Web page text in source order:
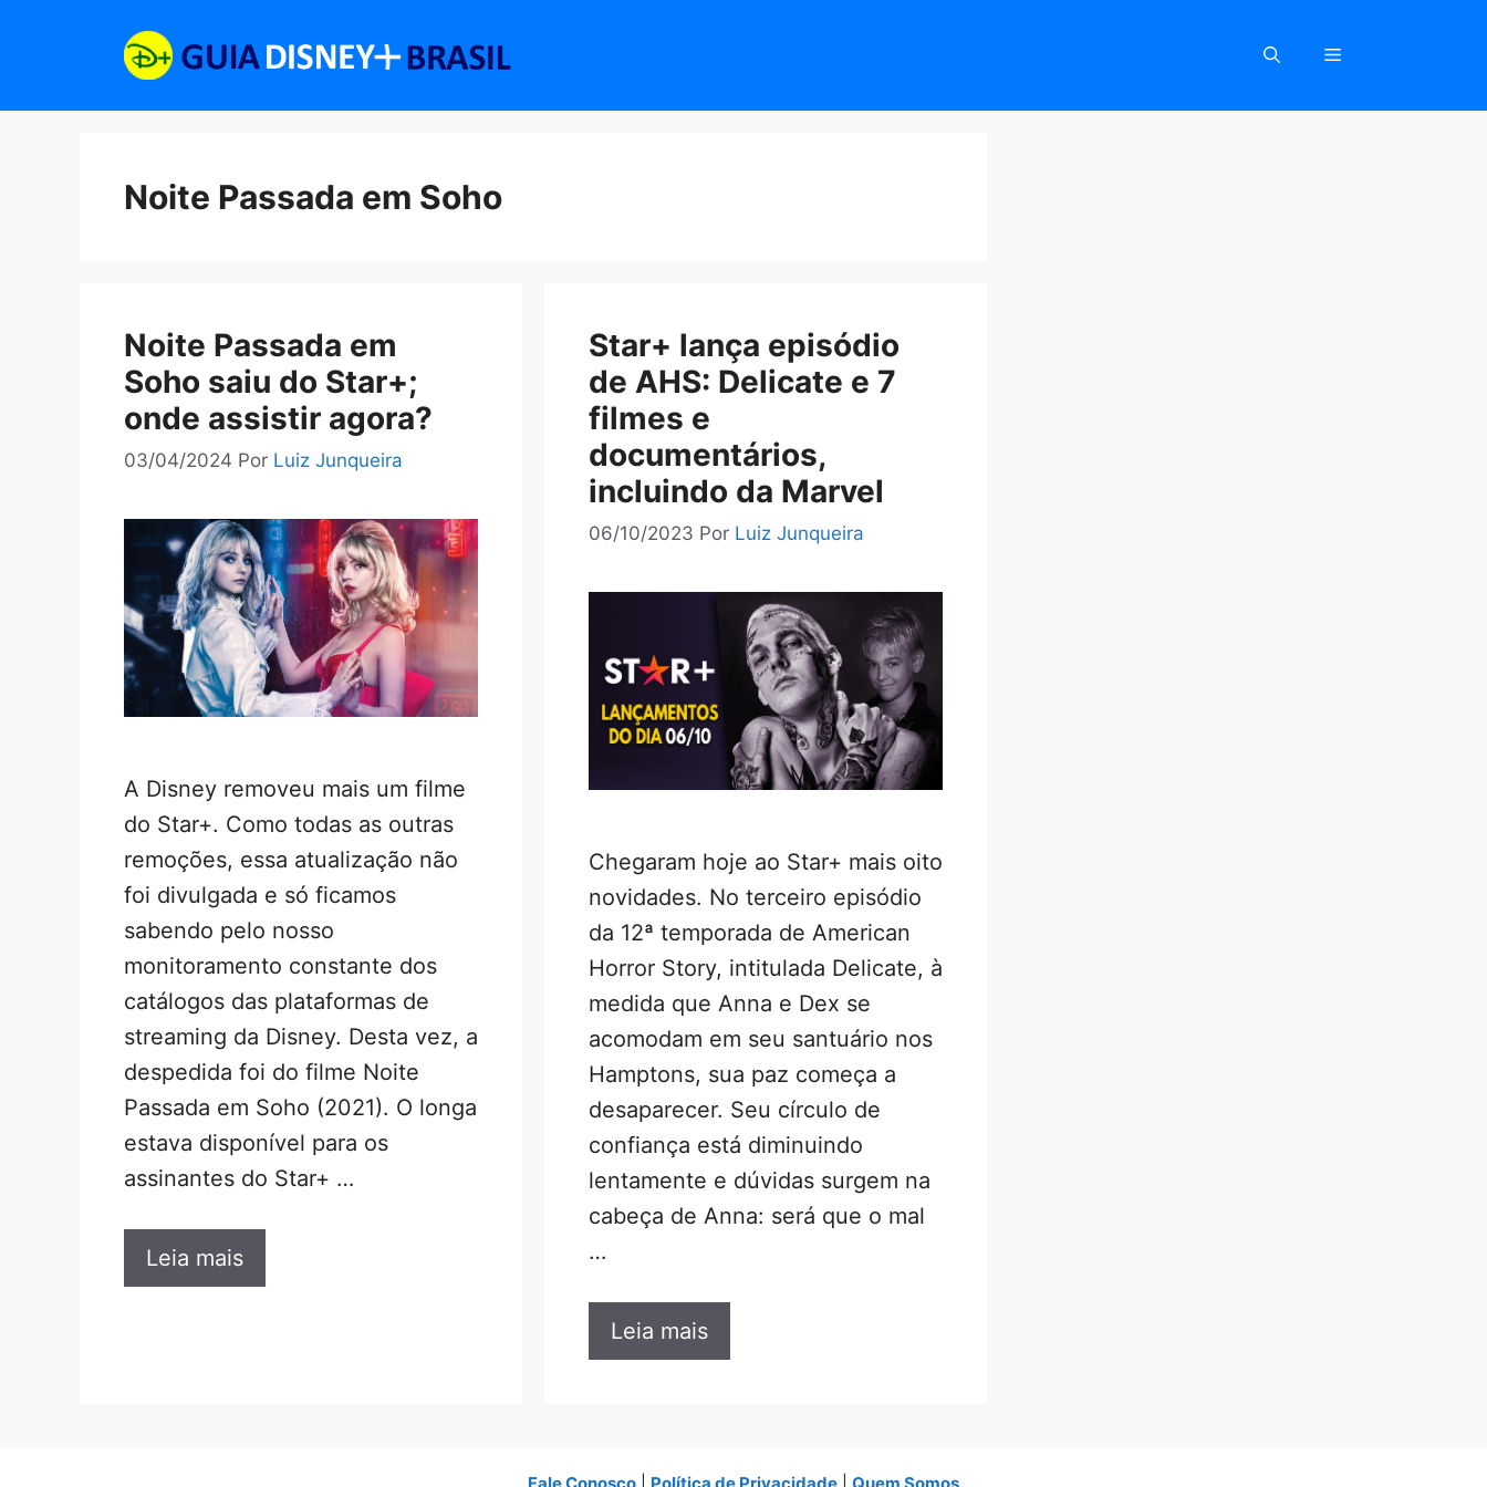
Noite Passada em Soho
Noite Passada em
Soho saiu do Star+;
onde assistir agora?
03/04/2024 Por Luiz Junqueira
A Disney removeu mais um filme
do Star+. Como todas as outras
remoções, essa atualização não
foi divulgada e só ficamos
sabendo pelo nosso
monitoramento constante dos
catálogos das plataformas de
streaming da Disney. Desta vez, a
despedida foi do filme Noite
Passada em Soho (2021). O longa
estava disponível para os
assinantes do Star+ …
Leia mais
Star+ lança episódio
de AHS: Delicate e 7
filmes e
documentários,
incluindo da Marvel
06/10/2023 Por Luiz Junqueira
Chegaram hoje ao Star+ mais oito
novidades. No terceiro episódio
da 12ª temporada de American
Horror Story, intitulada Delicate, à
medida que Anna e Dex se
acomodam em seu santuário nos
Hamptons, sua paz começa a
desaparecer. Seu círculo de
confiança está diminuindo
lentamente e dúvidas surgem na
cabeça de Anna: será que o mal
…
Leia mais